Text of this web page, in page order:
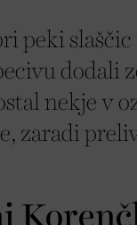
peki
dodali
nekje
zaradi